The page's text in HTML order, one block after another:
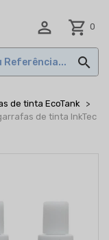
 shopping_cart 0

de tinta EcoTank
de tinta InkTec